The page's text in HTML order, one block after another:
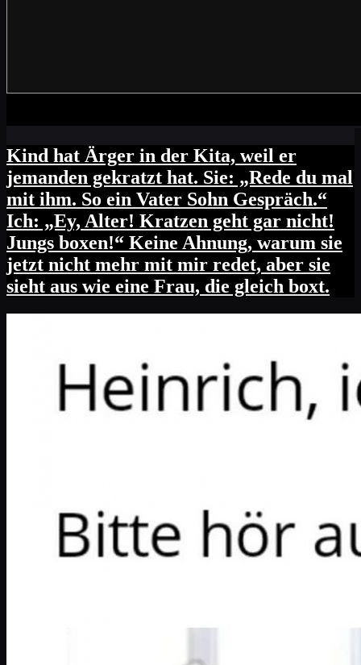
Kind hat Ärger in der Kita, weil er
jemanden gekratzt hat. Sie: „Rede du mal
mit ihm. So ein Vater Sohn Gespräch.“
Ich: „Ey, Alter! Kratzen geht gar nicht!
Jungs boxen!“ Keine Ahnung, warum sie
jetzt nicht mehr mit mir redet, aber sie
sieht aus wie eine Frau, die gleich boxt.